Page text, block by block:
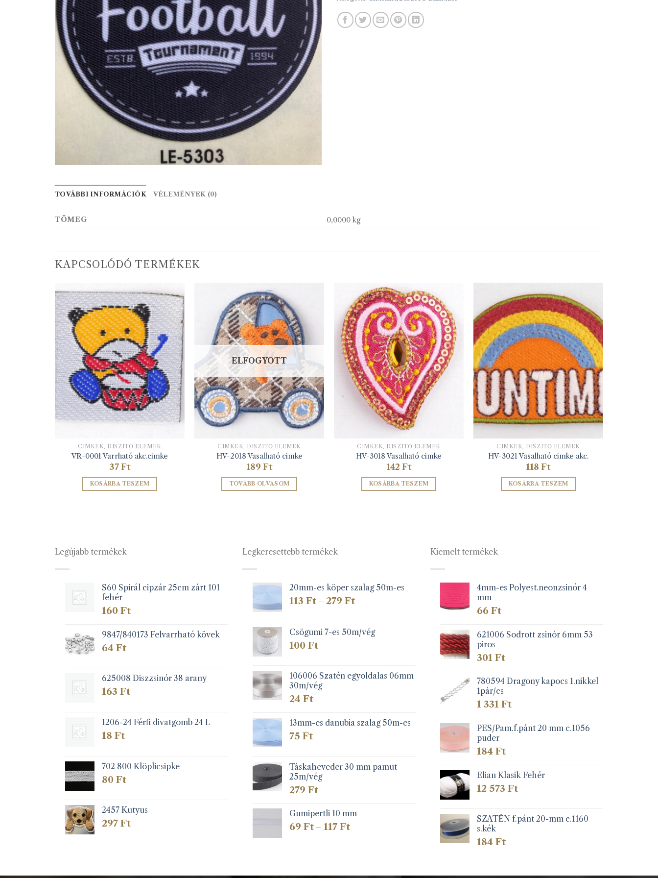
TOVÁBBI INFORMÁCIÓK VÉLEMÉNYEK (0)
TÖMEG 0,0000 kg
KAPCSOLÓDÓ TERMÉKEK
CIMKÉK, DÍSZÍTŐ ELEMEK
VR-0001 Varrható akc.cimke
37Ft
KOSÁRBA TESZEM
ELFOGYOTT
CIMKÉK, DÍSZÍTŐ ELEMEK
HV-2018 Vasalható cimke
189 Ft
TOVÁBB OLVASOM
CIMKÉK, DÍSZÍTŐ ELEMEK
HV-3018 Vasalható cimke
142 Ft
KOSÁRBA TESZEM
CIMKÉK, DÍSZÍTŐ ELEMEK
HV-3021 Vasalható cimke akc.
118 Ft
KOSÁRBA TESZEM
Legújabb termékek
S60 Spirál cipzár 25cm zárt 101
fehér
160 Ft
9847/840173 Felvarrható kövek
64 Ft
625008 Diszzsinór 38 arany
163 Ft
1206-24 Férfi divatgomb 24 L
18 Ft
702 800 Klöplicsipke
80 Ft
2457 Kutyus
297 Ft
Legkeresettebb termékek
20mm-es köper szalag 50m-es
113Ft – 279FtÁrtartomány:
279 Ft
Csögumi 7-es 50m/vég
100Ft
106006 Szatén egyoldalas 06mm
30m/vég
24Ft
13mm-es danubia szalag 50m-es
75Ft
Táskaheveder 30 mm pamut
25m/vég
279Ft
Gumipertli 10 mm
69Ft – 117FtÁrtartomány:
Kiemelt termékek
4mm-es Polyest.neonzsinór 4
mm
66Ft
621006 Sodrott zsinór 6mm 53
piros
301Ft
780594 Dragony kapocs 1.nikkel
1pár/cs
1 331Ft
PES/Pam.f.pánt 20 mm c.1056
puder
184Ft
Elian Klasik Fehér
12 573Ft
SZATÉN f.pánt 20-mm c.1160
s.kék
184Ft